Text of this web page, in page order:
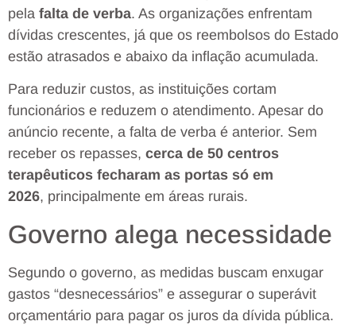
pela falta de verba. As organizações enfrentam
dívidas crescentes, já que os reembolsos do Estado
estão atrasados e abaixo da inflação acumulada.
Para reduzir custos, as instituições cortam
funcionários e reduzem o atendimento. Apesar do
anúncio recente, a falta de verba é anterior. Sem
receber os repasses, cerca de 50 centros
terapêuticos fecharam as portas só em
2026, principalmente em áreas rurais.
Governo alega necessidade
Segundo o governo, as medidas buscam enxugar
gastos “desnecessários” e assegurar o superávit
orçamentário para pagar os juros da dívida pública.